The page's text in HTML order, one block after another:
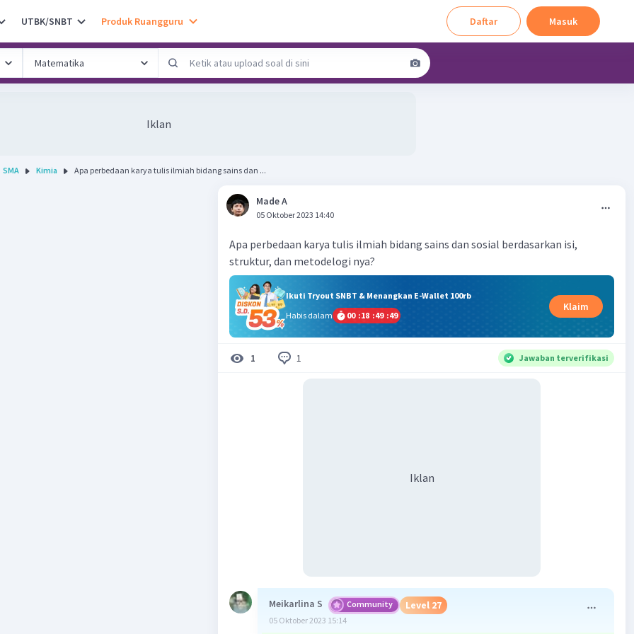
UTBK/SNBT Produk Ruangguru Daftar Masuk
Iklan
SMA Kimia Apa perbedaan karya tulis ilmiah bidang sains dan ...
Made A
05 Oktober 2023 14:40
Apa perbedaan karya tulis ilmiah bidang sains dan sosial berdasarkan isi,
struktur, dan metodelogi nya?
Ikuti Tryout SNBT & Menangkan E-Wallet 100rb
Habis dalam
00 :18 :49 :48
Klaim
1 1 Jawaban terverifikasi
Iklan
Meikarlina S Community Level 27
05 Oktober 2023 15:14